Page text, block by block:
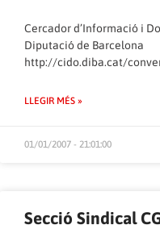
Cercador d’Informació i
Diputació de Barcelona
http://cido.diba.cat/
LLEGIR MÉS »
01/01/2007 - 21:01:00
Secció Sindical